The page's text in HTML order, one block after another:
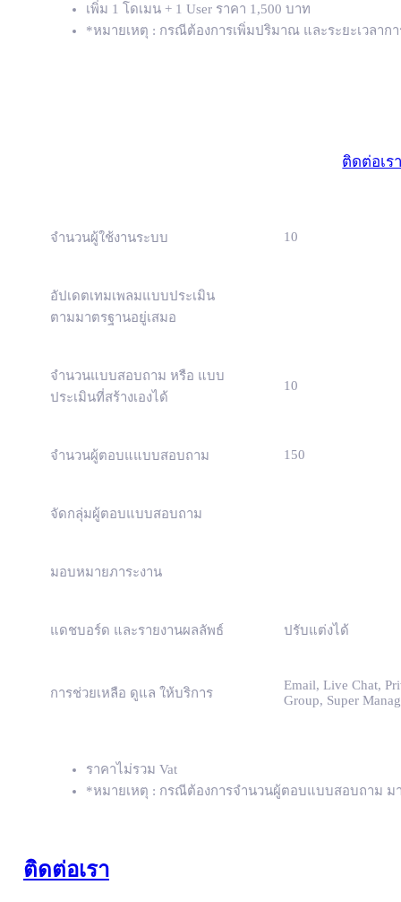
เพิ่ม 1 โดเมน + 1 User ราคา 1,500 บาท
*หมายเหตุ : กรณีต้องการเพิ่มปริมาณ และระยะเวลาก
ติดต่อเร
จำนวนผู้ใช้งานระบบ 10
อัปเดตเทมเพลมแบบประเมิน
ตามมาตรฐานอยู่เสมอ
จำนวนแบบสอบถาม หรือ แบบ
ประเมินที่สร้างเองได้
10
จำนวนผู้ตอบแแบบสอบถาม 150
จัดกลุ่มผู้ตอบแบบสอบถาม
มอบหมายภาระงาน
แดชบอร์ด และรายงานผลลัพธ์ ปรับแต่งได้
การช่วยเหลือ ดูแล ให้บริการ
Email, Live Chat,
Group, Super
ราคาไม่รวม Vat
*หมายเหตุ : กรณีต้องการจำนวนผู้ตอบแบบสอบถาม ม
ติดต่อเรา